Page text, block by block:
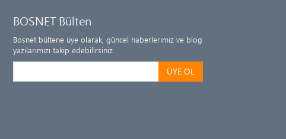
BOSNET Bülten
Bosnet bültene üye olarak, güncel haberlerimiz ve blog
yazılarımızı takip edebilirsiniz.